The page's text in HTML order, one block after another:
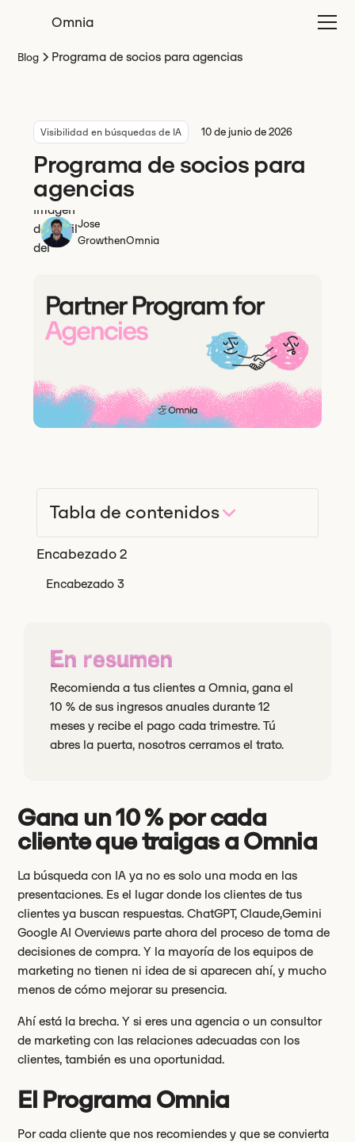
Omnia
Blog Programa de socios para agencias
Visibilidad en búsquedas de IA 10 de junio de 2026
Programa de socios para
agencias
Jose
GrowthenOmnia
Tabla de contenidos
Encabezado 2
Encabezado 3
En resumen
Recomienda a tus clientes a Omnia, gana el
10 % de sus ingresos anuales durante 12
meses y recibe el pago cada trimestre. Tú
abres la puerta, nosotros cerramos el trato.
Gana un 10 % por cada
cliente que traigas a Omnia
La búsqueda con IA ya no es solo una moda en las
presentaciones. Es el lugar donde los clientes de tus
clientes ya buscan respuestas. ChatGPT, Claude,Gemini
Google AI Overviews parte ahora del proceso de toma de
decisiones de compra. Y la mayoría de los equipos de
marketing no tienen ni idea de si aparecen ahí, y mucho
menos de cómo mejorar su presencia.
Ahí está la brecha. Y si eres una agencia o un consultor
de marketing con las relaciones adecuadas con los
clientes, también es una oportunidad.
El Programa Omnia
Por cada cliente que nos recomiendes y que se convierta